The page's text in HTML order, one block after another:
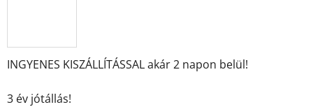
INGYENES KISZÁLLÍTÁSSAL akár 2 napon belül!
3 év jótállás!